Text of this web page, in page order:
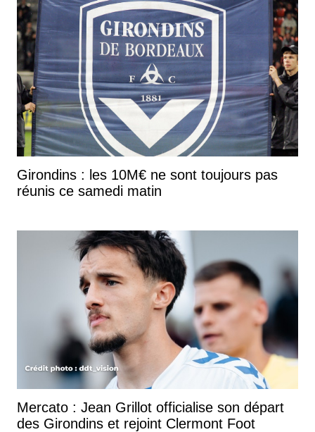
Girondins : les 10M€ ne sont toujours pas
réunis ce samedi matin
Mercato : Jean Grillot officialise son départ
des Girondins et rejoint Clermont Foot